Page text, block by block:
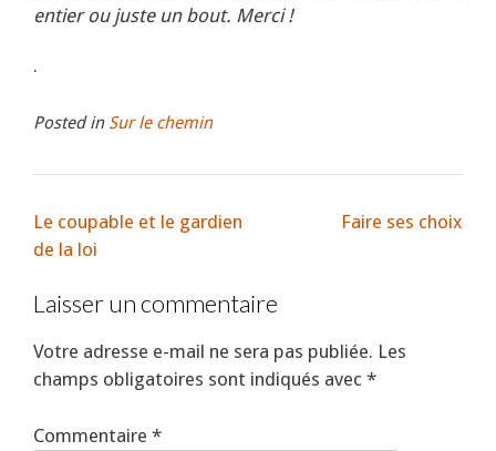
entier ou juste un bout. Merci !
.
Posted in Sur le chemin
Le coupable et le gardien
de la loi
Faire ses choix
Laisser un commentaire
Votre adresse e-mail ne sera pas publiée. Les
champs obligatoires sont indiqués avec *
Commentaire *